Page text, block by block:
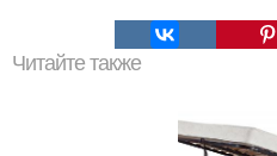
Читайте также